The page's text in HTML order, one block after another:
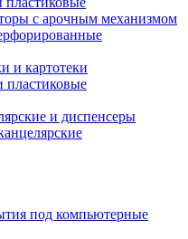
с арочным механизмом
и картотеки
пластиковые
и диспенсеры
под компьютерные